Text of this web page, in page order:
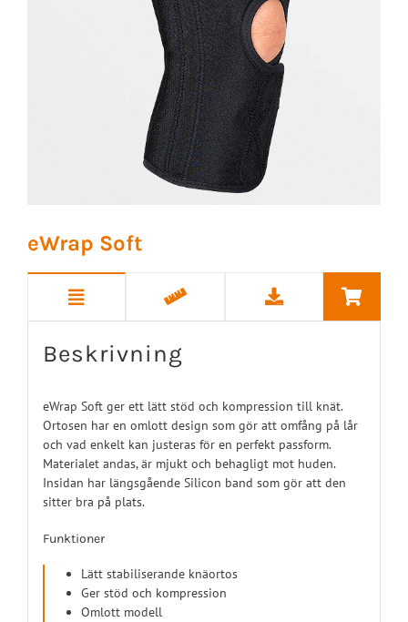
eWrap Soft
Beskrivning
eWrap Soft ger ett lätt stöd och kompression till knät.
Ortosen har en omlott design som gör att omfång på lår
och vad enkelt kan justeras för en perfekt passform.
Materialet andas, är mjukt och behagligt mot huden.
Insidan har längsgående Silicon band som gör att den
sitter bra på plats.
Funktioner
Lätt stabiliserande knäortos
Ger stöd och kompression
Omlott modell